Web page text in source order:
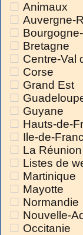
Animaux
Auvergne-
Bretagne
Centre-Val
Corse
Grand Est
Guyane
Hauts-de-
Ile-de-
La Réunion
Listes de
Martinique
Mayotte
Normandie
Nouvelle-
Occitanie